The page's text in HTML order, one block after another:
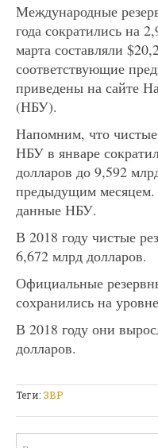
Международные
года сократились на
марта составляли
соответствующие
приведены на сайте
(НБУ).
Напомним, что
НБУ в январе
долларов до 9,592
предыдущим месяцем.
данные НБУ.
В 2018 году чистые
6,672 млрд долларов.
Официальные
сохранились на
В 2018 году они
долларов.
Теги:ЗВР